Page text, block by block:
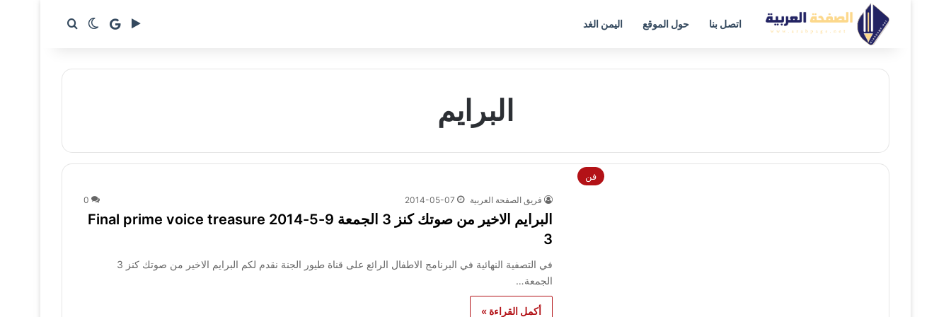
اتصل بنا حول الموقع اليمن الغد ‏Google Play
google news
الوضع المظلم
بحث عن
البرايم
فن
فريق الصفحة العربية 2014-05-07
0
البرايم الاخير من صوتك كنز 3 الجمعة 9-5-2014 Final prime voice treasure
3
في التصفية النهائية في البرنامج الاطفال الرائع على قناة طيور الجنة نقدم لكم البرايم الاخير من صوتك كنز 3
الجمعة…
أكمل القراءة »